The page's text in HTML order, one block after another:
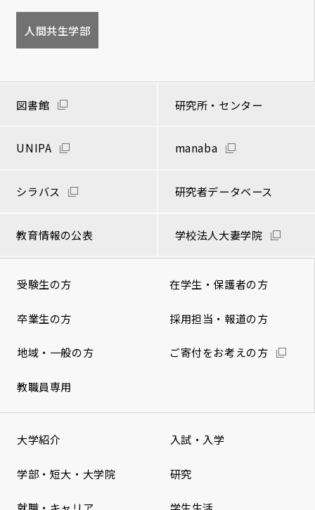
人間共生学部
図書館 研究所・センター
UNIPA manaba
シラバス 研究者データベース
教育情報の公表 学校法人大妻学院
受験生の方 在学生・保護者の方
卒業生の方 採用担当・報道の方
地域・一般の方 ご寄付をお考えの方
教職員専用
大学紹介 入試・入学
学部・短大・大学院 研究